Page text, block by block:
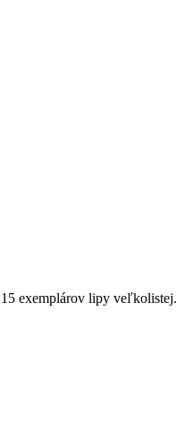
15 exemplárov lipy veľkolistej.